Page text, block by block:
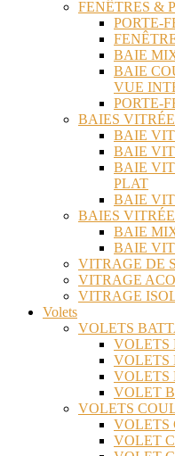
FENÊTRES &
PORTE-
BAIE
BAIE
VUE
PORTE-
BAIES
BAIE
BAIE
BAIE
PLAT
BAIE
BAIES
BAIE
BAIE
VITRAGE DE
VITRAGE
VITRAGE
Volets
VOLETS
VOLETS
VOLETS
VOLETS
VOLET
VOLETS
VOLETS
VOLET